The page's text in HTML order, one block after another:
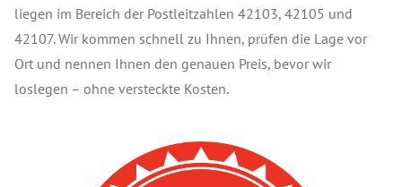
liegen im Bereich der Postleitzahlen 42103, 42105 und
42107. Wir kommen schnell zu Ihnen, prüfen die Lage vor
Ort und nennen Ihnen den genauen Preis, bevor wir
loslegen – ohne versteckte Kosten.